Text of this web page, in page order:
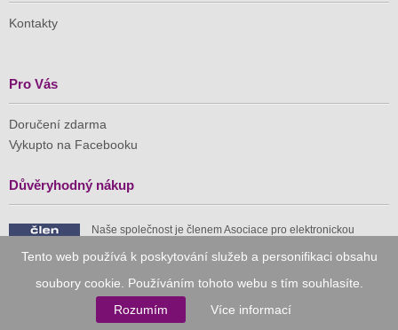
Tento web používá k poskytování služeb a personifikaci obsahu
soubory cookie. Používáním tohoto webu s tím souhlasíte.
Rozumím
Více informací
Kontakty
Pro Vás
Doručení zdarma
Vykupto na Facebooku
Důvěryhodný nákup
Naše společnost je členem Asociace pro elektronickou